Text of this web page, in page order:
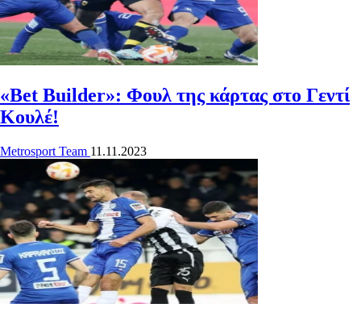
«Bet Builder»: Φουλ της κάρτας στο Γεντί
Κουλέ!
Metrosport Team 11.11.2023